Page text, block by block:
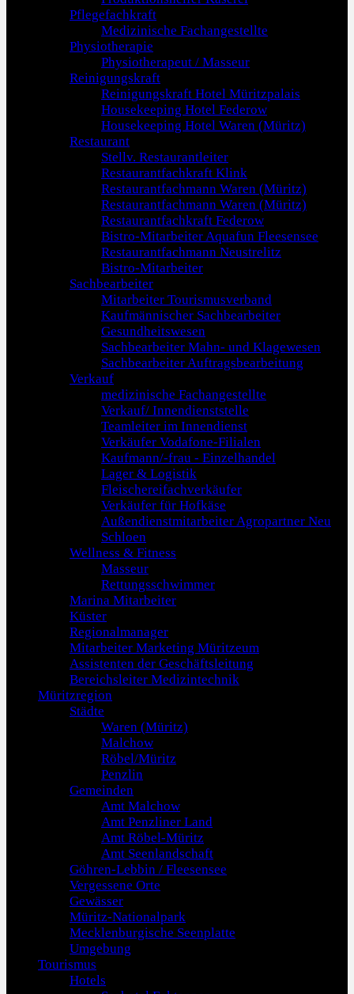
Pflegefachkraft
Medizinische Fachangestellte
Physiotherapie
Physiotherapeut / Masseur
Reinigungskraft
Reinigungskraft Hotel Müritzpalais
Housekeeping Hotel Federow
Housekeeping Hotel Waren (Müritz)
Restaurant
Stellv. Restaurantleiter
Restaurantfachkraft Klink
Restaurantfachmann Waren (Müritz)
Restaurantfachmann Waren (Müritz)
Restaurantfachkraft Federow
Bistro-Mitarbeiter Aquafun Fleesensee
Restaurantfachmann Neustrelitz
Bistro-Mitarbeiter
Sachbearbeiter
Mitarbeiter Tourismusverband
Kaufmännischer Sachbearbeiter
Gesundheitswesen
Sachbearbeiter Mahn- und Klagewesen
Sachbearbeiter Auftragsbearbeitung
Verkauf
medizinische Fachangestellte
Verkauf/ Innendienststelle
Teamleiter im Innendienst
Verkäufer Vodafone-Filialen
Kaufmann/-frau - Einzelhandel
Lager & Logistik
Fleischereifachverkäufer
Verkäufer für Hofkäse
Außendienstmitarbeiter Agropartner Neu
Schloen
Wellness & Fitness
Masseur
Rettungsschwimmer
Marina Mitarbeiter
Küster
Regionalmanager
Mitarbeiter Marketing Müritzeum
Assistenten der Geschäftsleitung
Bereichsleiter Medizintechnik
Müritzregion
Städte
Waren (Müritz)
Malchow
Röbel/Müritz
Penzlin
Gemeinden
Amt Malchow
Amt Penzliner Land
Amt Röbel-Müritz
Amt Seenlandschaft
Göhren-Lebbin / Fleesensee
Vergessene Orte
Gewässer
Müritz-Nationalpark
Mecklenburgische Seenplatte
Umgebung
Tourismus
Hotels